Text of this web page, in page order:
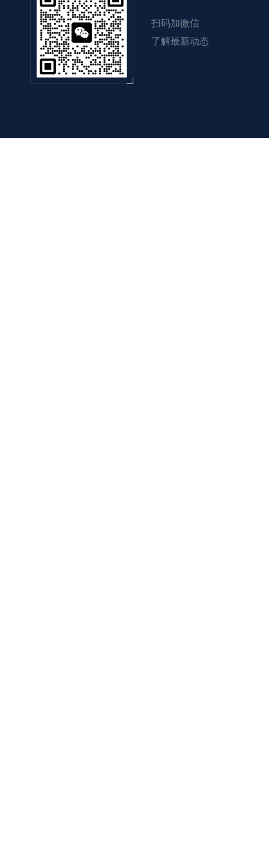
扫码加微信
了解最新动态